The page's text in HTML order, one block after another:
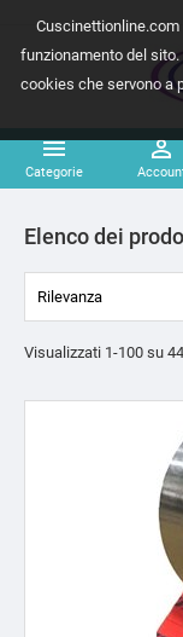
funzionamento del
cookies che servono a

Categorie

Elenco dei
Rilevanza
Visualizzati 1-100 su